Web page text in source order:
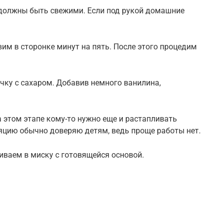
быть свежими. Если под рукой домашние
в сторонке минут на пять. После этого процедим
с сахаром. Добавив немного ванилина,
этапе кому-то нужно еще и растапливать
обычно доверяю детям, ведь проще работы нет.
в миску с готовящейся основой.